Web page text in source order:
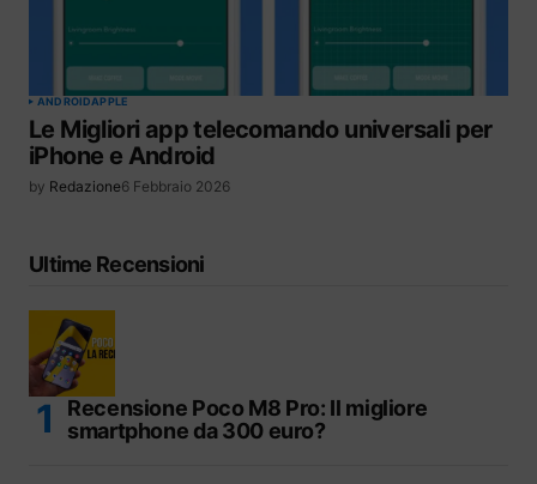
ANDROIDAPPLE
Le Migliori app telecomando universali per
iPhone e Android
by Redazione6 Febbraio 2026
Ultime Recensioni
Recensione Poco M8 Pro: Il migliore
smartphone da 300 euro?